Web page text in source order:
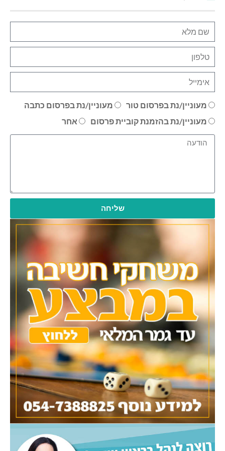
מעוניין/נת בפרסום טור
מעוניין/נת בפרסום כתבה
מעוניין/נת בהזמנת קוביית פרסום
אחר
שליחה